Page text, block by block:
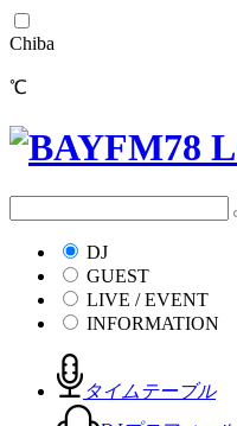
Chiba
℃
DJ
GUEST
LIVE / EVENT
INFORMATION
タイムテーブル